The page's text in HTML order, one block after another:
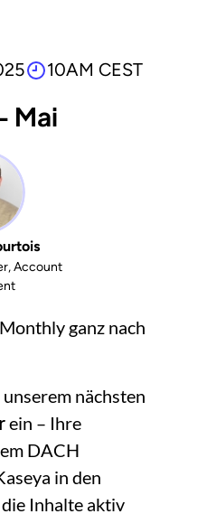
10AM CEST
Mai
Account
ganz nach
nächsten
ein – Ihre
DACH
in den
Inhalte aktiv